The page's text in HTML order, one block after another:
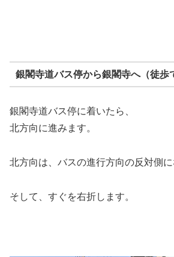
銀閣寺道バス停から銀閣寺へ（徒歩
銀閣寺道バス停に着いたら、
北方向に進みます。
北方向は、バスの進行方向の反対側に
そして、すぐを右折します。